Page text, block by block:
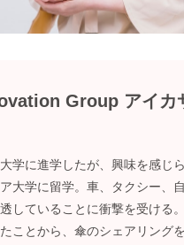
Group アイカ
学に進学したが、興味を感じ
大学に留学。車、タクシー、
していることに衝撃を受ける
ことから、傘のシェアリング